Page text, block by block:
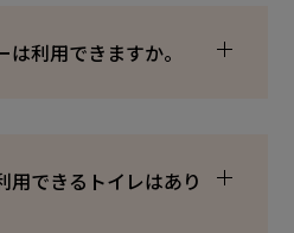
は利用できますか。
用できるトイレはあり